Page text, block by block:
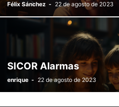
Félix Sánchez - 22 de agosto de 2023
SICOR Alarmas
enrique - 22 de agosto de 2023